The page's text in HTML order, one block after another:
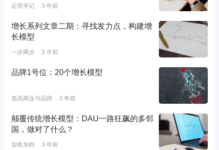
运营学记 3 年前
增长系列文章二期：寻找发力点，构建增
长模型
一步两步 3 年前
品牌1号位：20个增长模型
老高商业与品牌 3 年前
颠覆传统增长模型：DAU一路狂飙的多邻
国，做对了什么？
加鱼加肉 3 年前